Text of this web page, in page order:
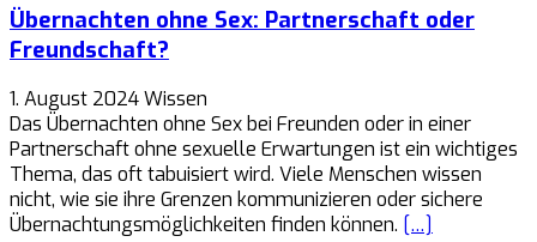
Übernachten ohne Sex: Partnerschaft oder
Freundschaft?
1. August 2024Wissen
Das Übernachten ohne Sex bei Freunden oder in einer
Partnerschaft ohne sexuelle Erwartungen ist ein wichtiges
Thema, das oft tabuisiert wird. Viele Menschen wissen
nicht, wie sie ihre Grenzen kommunizieren oder sichere
Übernachtungsmöglichkeiten finden können. […]